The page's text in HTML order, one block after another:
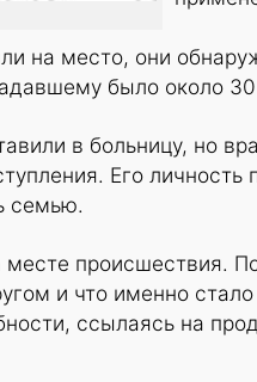
на место, они
было около 30
в больницу, но
Его личность
семью.
происшествия.
и что именно стало
ссылаясь на